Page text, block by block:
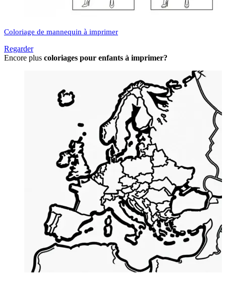
Coloriage de mannequin à imprimer
Regarder
Encore plus coloriages pour enfants à imprimer?